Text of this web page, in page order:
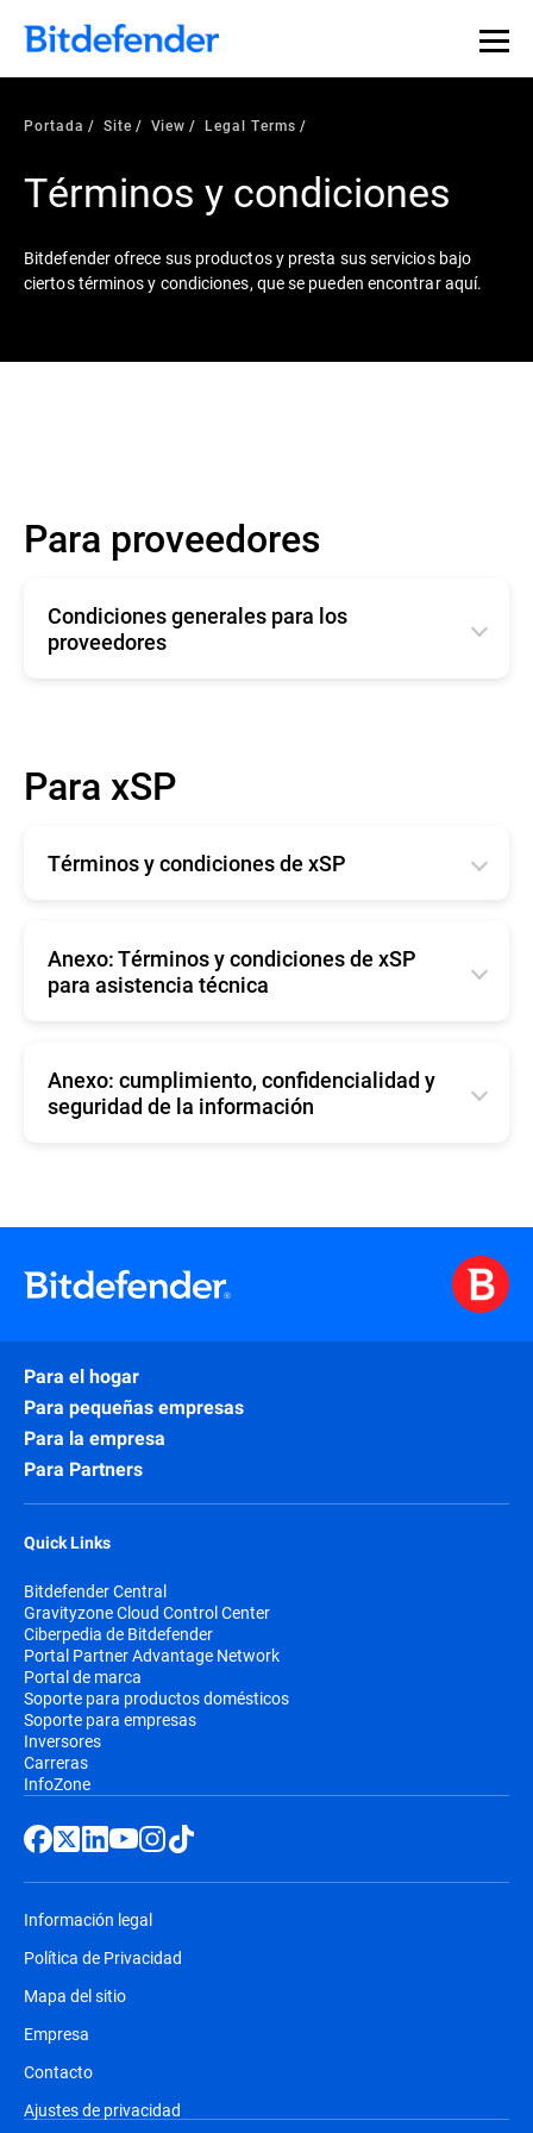
Portada Site View Legal Terms
Términos y condiciones
Bitdefender ofrece sus productos y presta sus servicios bajo
ciertos términos y condiciones, que se pueden encontrar aquí.
Para proveedores
Condiciones generales para los
proveedores
Deutsche
Français
Para xSP
Términos y condiciones de xSP
Anexo: Términos y condiciones de xSP
para asistencia técnica
Anexo: cumplimiento, confidencialidad y
seguridad de la información
Para el hogar
Para pequeñas empresas
Para la empresa
Para Partners
Quick Links
Bitdefender Central
Gravityzone Cloud Control Center
Ciberpedia de Bitdefender
Portal Partner Advantage Network
Portal de marca
Soporte para productos domésticos
Soporte para empresas
Inversores
Carreras
InfoZone
Información legal
Política de Privacidad
Mapa del sitio
Empresa
Contacto
Ajustes de privacidad